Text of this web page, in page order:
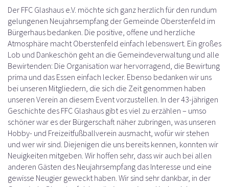
Der FFC Glashaus e.V. möchte sich ganz herzlich für den rundum
gelungenen Neujahrsempfang der Gemeinde Oberstenfeld im
Bürgerhaus bedanken. Die positive, offene und herzliche
Atmosphäre macht Oberstenfeld einfach lebenswert. Ein großes
Lob und Dankeschön geht an die Gemeindeverwaltung und alle
Bewirtenden: Die Organisation war hervorragend, die Bewirtung
prima und das Essen einfach lecker. Ebenso bedanken wir uns
bei unseren Mitgliedern, die sich die Zeit genommen haben
unseren Verein an diesem Event vorzustellen. In der 43-jährigen
Geschichte des FFC Glashaus gibt es viel zu erzählen – umso
schöner war es der Bürgerschaft näher zubringen, was unseren
Hobby- und Freizeitfußballverein ausmacht, wofür wir stehen
und wer wir sind. Diejenigen die uns bereits kennen, konnten wir
Neuigkeiten mitgeben. Wir hoffen sehr, dass wir auch bei allen
anderen Gästen des Neujahrsempfang das Interesse und eine
gewisse Neugier geweckt haben. Wir sind sehr dankbar, in der